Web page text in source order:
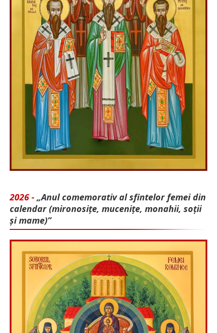
2026 - „Anul comemorativ al sfintelor femei din
calendar (mironosițe, mu­cenițe, monahii, soții
și mame)”